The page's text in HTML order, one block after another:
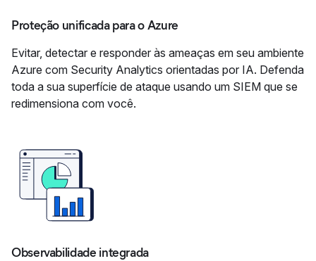
Proteção unificada para o Azure
Evitar, detectar e responder às ameaças em seu ambiente
Azure com Security Analytics orientadas por IA. Defenda
toda a sua superfície de ataque usando um SIEM que se
redimensiona com você.
Observabilidade integrada